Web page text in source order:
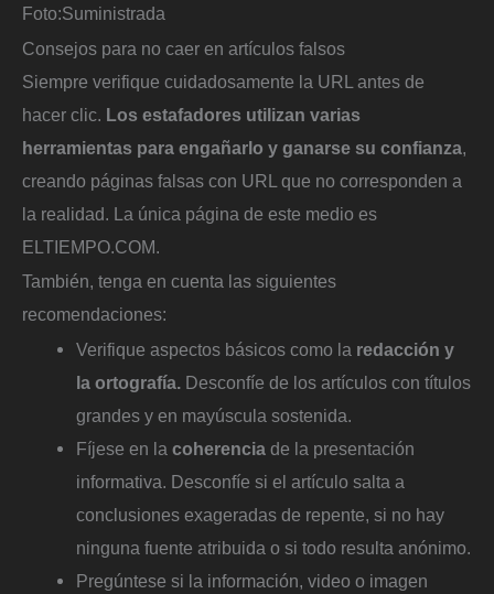
Foto:Suministrada
Consejos para no caer en artículos falsos
Siempre verifique cuidadosamente la URL antes de
hacer clic. Los estafadores utilizan varias
herramientas para engañarlo y ganarse su confianza
creando páginas falsas con URL que no corresponden a
la realidad. La única página de este medio es
ELTIEMPO.COM.
También, tenga en cuenta las siguientes
recomendaciones:
Verifique aspectos básicos como la redacción y
la ortografía. Desconfíe de los artículos con títulos
grandes y en mayúscula sostenida.
Fíjese en lacoherenciade la presentación
informativa. Desconfíe si el artículo salta a
conclusiones exageradas de repente, si no hay
ninguna fuente atribuida o si todo resulta anónimo.
Pregúntese si la información, video o imagen